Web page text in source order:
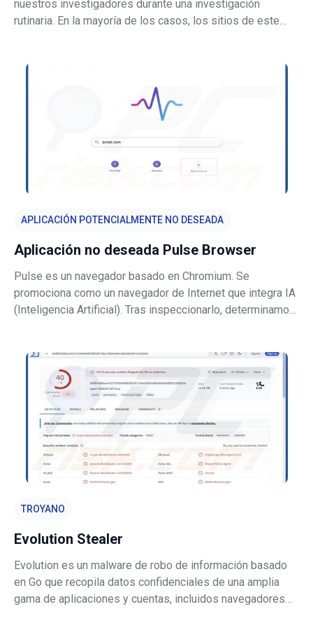
nuestros investigadores durante una investigación
rutinaria. En la mayoría de los casos, los sitios de este
se promocionan mediante
APLICACIÓN POTENCIALMENTE NO DESEADA
Aplicación no deseada Pulse Browser
Pulse es un navegador basado en Chromium. Se
promociona como un navegador de Internet que integra IA
(Inteligencia Artificial). Tras inspeccionarlo, determinamos
varios motores de búsqueda fals
TROYANO
Evolution Stealer
Evolution es un malware de robo de información basado
en Go que recopila datos confidenciales de una amplia
gama de aplicaciones y cuentas, incluidos navegadores